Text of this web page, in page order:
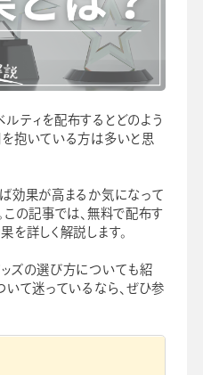
ティを配布するとどのよう
抱いている方は多いと思
効果が高まるか気になって
この記事では、無料で配布す
を詳しく解説します。
ズの選び方についても紹
いて迷っているなら、ぜひ参